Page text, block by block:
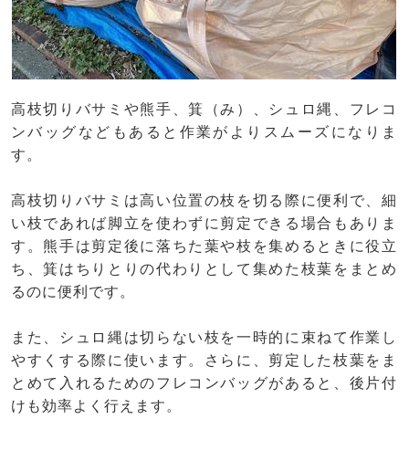
高枝切りバサミや熊手、箕（み）、シュロ縄、フレコ
ンバッグなどもあると作業がよりスムーズになりま
す。
高枝切りバサミは高い位置の枝を切る際に便利で、細
い枝であれば脚立を使わずに剪定できる場合もありま
す。熊手は剪定後に落ちた葉や枝を集めるときに役立
ち、箕はちりとりの代わりとして集めた枝葉をまとめ
るのに便利です。
また、シュロ縄は切らない枝を一時的に束ねて作業し
やすくする際に使います。さらに、剪定した枝葉をま
とめて入れるためのフレコンバッグがあると、後片付
けも効率よく行えます。